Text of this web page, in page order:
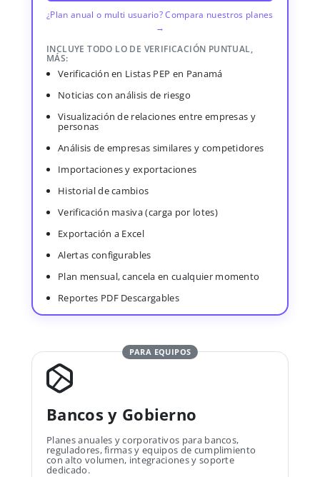
¿Plan anual o multi usuario? Compara nuestros planes
→
INCLUYE TODO LO DE VERIFICACIÓN PUNTUAL,
MÁS:
Verificación en Listas PEP en Panamá
Noticias con análisis de riesgo
Visualización de relaciones entre empresas y
personas
Análisis de empresas similares y competidores
Importaciones y exportaciones
Historial de cambios
Verificación masiva (carga por lotes)
Exportación a Excel
Alertas configurables
Plan mensual, cancela en cualquier momento
Reportes PDF Descargables
PARA EQUIPOS
Bancos y Gobierno
Planes anuales y corporativos para bancos,
reguladores, firmas y equipos de cumplimiento
con alto volumen, integraciones y soporte
dedicado.